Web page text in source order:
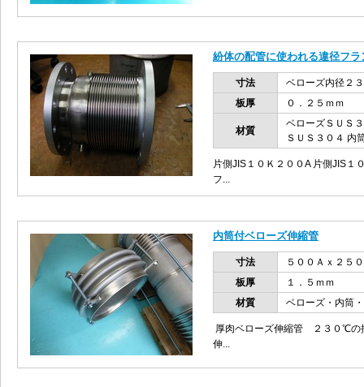
紛体の配管に使われる違径フ
寸法
ベローズ内径２
板厚
０．２５ｍｍ
材質
ベローズＳＵＳ
ＳＵＳ３０４ 内
片側JIS１０Ｋ２００A 片側JIS
フ...
内筒付ベローズ伸縮管
寸法
５００Ａｘ２５
板厚
１．５ｍｍ
材質
ベローズ・内
厚肉ベローズ伸縮管 ２３０
伸...